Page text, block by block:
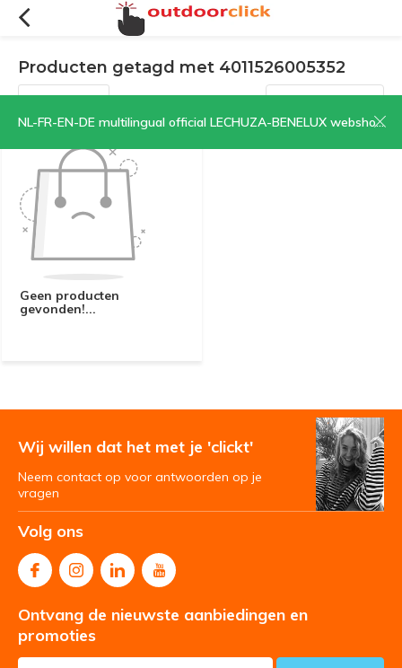
NL-FR-EN-DE multilingual official LECHUZA-BENELUX webshop | CLICK HERE NOW!
Producten getagd met 4011526005352
Filters Sorteren op:
Geen producten
gevonden!...
Wij willen dat het met je 'clickt'
Neem contact op voor antwoorden op je
vragen
Volg ons
Ontvang de nieuwste aanbiedingen en
promoties